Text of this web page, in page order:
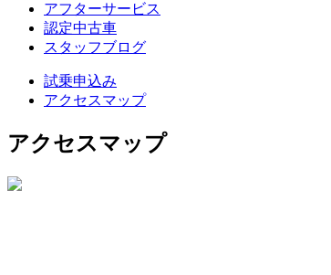
アフターサービス
認定中古車
スタッフブログ
試乗申込み
アクセスマップ
アクセスマップ